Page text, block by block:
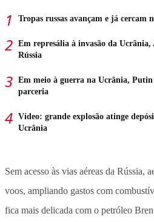
Tropas russas avançam e já cercam
Em represália à invasão da Ucrânia,
Rússia
Em meio à guerra na Ucrânia,
parceria
Vídeo: grande explosão atinge
Ucrânia
Sem acesso às vias aéreas da Rússia,
voos, ampliando gastos com
fica mais delicada com o petróleo